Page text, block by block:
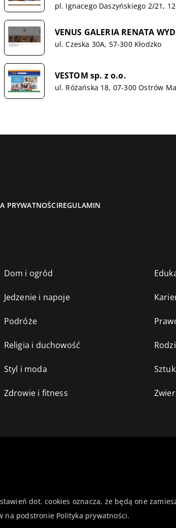
pl. Ignacego Daszyńskiego 2/21,
VENUS GALERIA RENATA
ul. Czeska 30A, 57-300 Kłodzko
VESTOM sp. z o.o.
ul. Różańska 18, 07-300 Ostrów
PRYWATNOŚCIREGULAMIN
Dom i ogród
Jedzenie i napoje
Podróże
Religia i duchowość
Styl i moda
Zdrowie i fitness
dot. cookies oznacza, że będą one
na podstronie Polityka prywatności.